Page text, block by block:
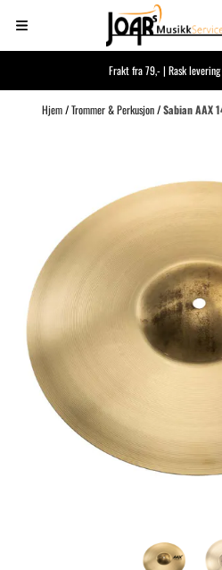
Hopp til innhold
Frakt fra 79,- | Rask
Hjem/Trommer & Perkusjon/Sabian AAX